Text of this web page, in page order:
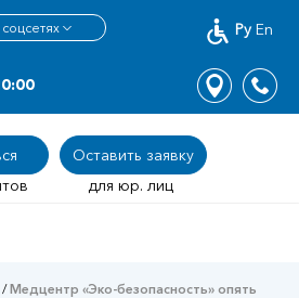
Ру En
Оставить заявку
для юр. лиц
/Медцентр «Эко-безопасность» опять